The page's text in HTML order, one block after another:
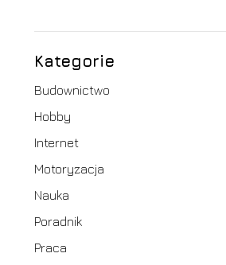
Kategorie
Budownictwo
Hobby
Internet
Motoryzacja
Nauka
Poradnik
Praca